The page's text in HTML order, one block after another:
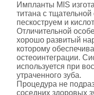
Импланты MIS
титана с
пескоструем и
Отличительной
хорошо развитый
которому
остеоинтеграции.
используется при
утраченного зуба.
Процедура не
соседних здоровых